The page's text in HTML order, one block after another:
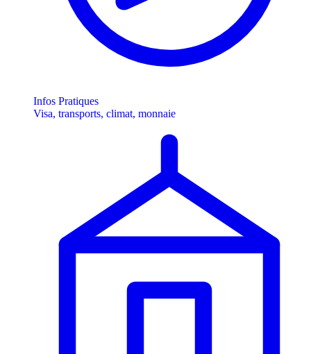
Infos Pratiques
Visa, transports, climat, monnaie